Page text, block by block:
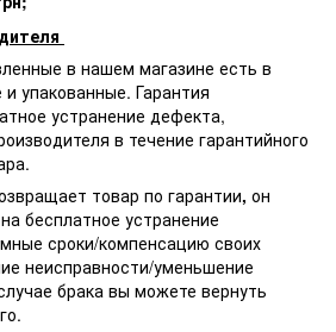
в нашем магазине есть в
упакованные. Гарантия
устранение дефекта,
в течение гарантийного
товар по гарантии, он
бесплатное устранение
сроки/компенсацию своих
неисправности/уменьшение
брака вы можете вернуть